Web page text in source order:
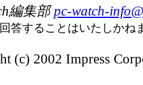
編集部pc-watch-
答することはいたしかね
(c) 2002 Impress